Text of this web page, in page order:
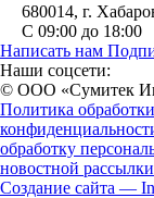
680014, г.
С 09:00 до 18:00
Написать нам
Наши соцсети:
© ООО «Сумитек
Политика
обработку
новостной рассылки
Создание сайта —